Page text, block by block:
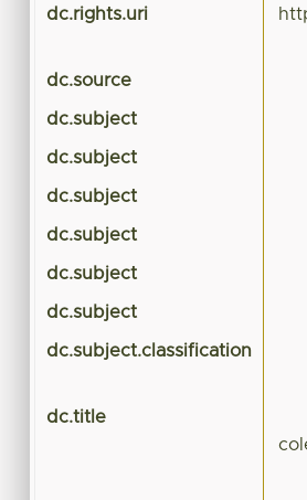
dc.rights.uri
dc.source
dc.subject
dc.subject
dc.subject
dc.subject
dc.subject
dc.subject
dc.subject.classification
dc.title